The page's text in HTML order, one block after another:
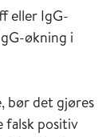
eller IgG-
økning i
bør det gjøres
falsk positiv